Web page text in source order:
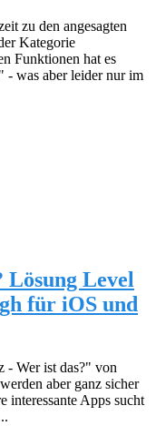
zu den angesagten
Kategorie
Funktionen hat es
was aber leider nur im
Lösung Level
für iOS und
- Wer ist das?" von
aber ganz sicher
interessante Apps sucht